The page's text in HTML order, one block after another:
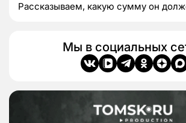
Рассказываем, какую сумму он
Мы в социальных